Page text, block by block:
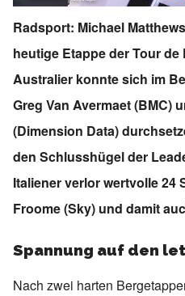
Radsport: Michael
heutige Etappe der Tour
Australier konnte sich im
Greg Van Avermaet (BMC)
(Dimension Data)
den Schlusshügel der
Italiener verlor wertvolle 24
Froome (Sky) und damit
Spannung auf den
Nach zwei harten